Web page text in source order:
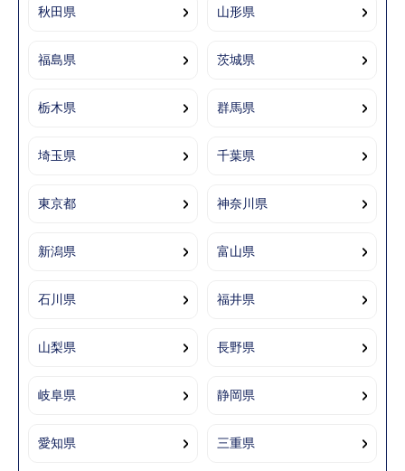
秋田県 山形県
福島県 茨城県
栃木県 群馬県
埼玉県 千葉県
東京都 神奈川県
新潟県 富山県
石川県 福井県
山梨県 長野県
岐阜県 静岡県
愛知県 三重県